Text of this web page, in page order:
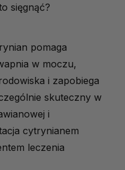
sięgnąć?
pomaga
w moczu,
i zapobiega
skuteczny w
i
cytrynianem
leczenia